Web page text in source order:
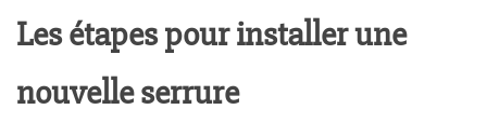
Les étapes pour installer une
nouvelle serrure